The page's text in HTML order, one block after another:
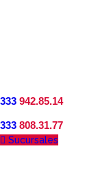
333 942.85.14
333 808.31.77
Sucursales